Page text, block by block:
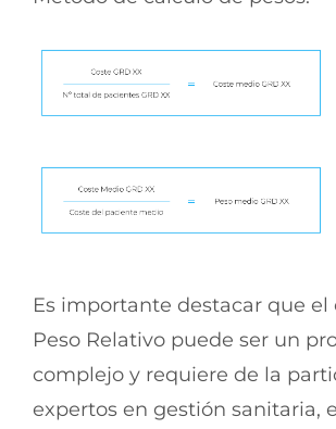
Es importante destacar que el
Peso Relativo puede ser un
complejo y requiere de la
expertos en gestión sanitaria,